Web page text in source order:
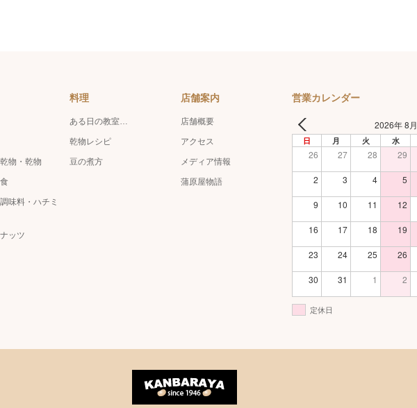
物・乾物
味料・ハチミ
ッツ
料理
ある日の教室…
乾物レシピ
豆の煮方
店舗案内
店舗概要
アクセス
メディア情報
蒲原屋物語
営業カレンダー
2026年 8月
日 月 火 水
26 27 28 29
2 3 4 5
9 10 11 12
16 17 18 19
23 24 25 26
30 31 1 2
定休日